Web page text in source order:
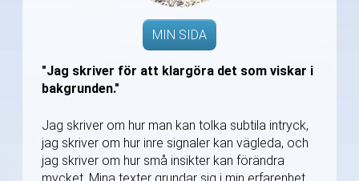
MIN SIDA
"Jag skriver för att klargöra det som viskar i
bakgrunden."
Jag skriver om hur man kan tolka subtila intryck,
jag skriver om hur inre signaler kan vägleda, och
jag skriver om hur små insikter kan förändra